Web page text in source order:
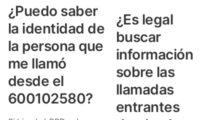
¿Puedo saber
la identidad de
la persona que
me llamó
desde el
600102580?
¿Es legal
buscar
información
sobre las
llamadas
entrantes